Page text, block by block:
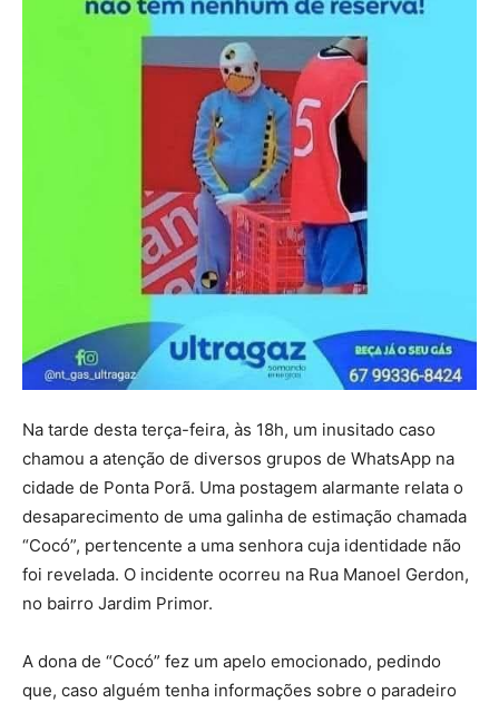
Na tarde desta terça-feira, às 18h, um inusitado caso
chamou a atenção de diversos grupos de WhatsApp na
cidade de Ponta Porã. Uma postagem alarmante relata o
desaparecimento de uma galinha de estimação chamada
“Cocó”, pertencente a uma senhora cuja identidade não
foi revelada. O incidente ocorreu na Rua Manoel Gerdon,
no bairro Jardim Primor.
A dona de “Cocó” fez um apelo emocionado, pedindo
que, caso alguém tenha informações sobre o paradeiro